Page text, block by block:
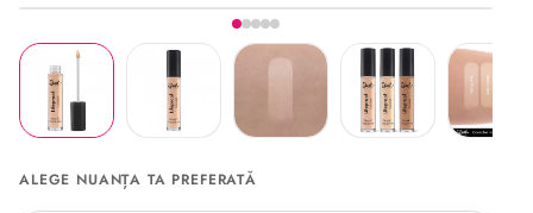
Share
Imaginea 1 din 5
Selectează nuanța
ALEGE NUANȚA TA PREFERATĂ